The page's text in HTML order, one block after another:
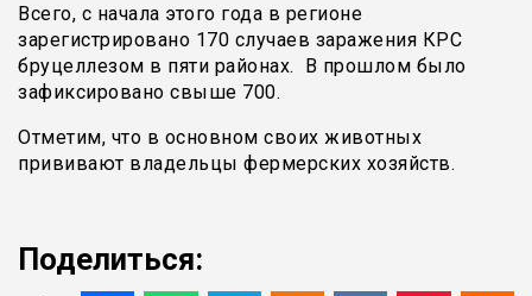
Всего, с начала этого года в регионе
зарегистрировано 170 случаев заражения КРС
бруцеллезом в пяти районах. В прошлом было
зафиксировано свыше 700.
Отметим, что в основном своих животных
прививают владельцы фермерских хозяйств.
Поделиться: